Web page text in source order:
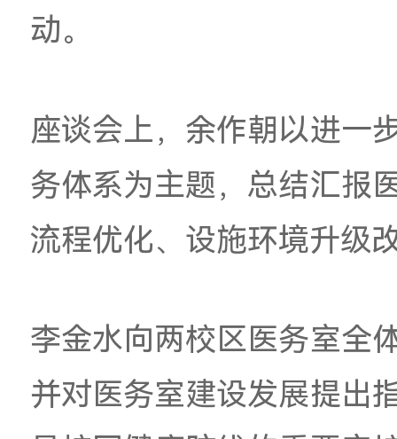
院长李金水到大学城
动。
务体系为主题，总结
流程优化、设施环境